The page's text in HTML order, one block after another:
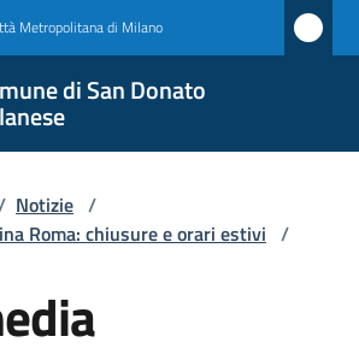
Metropolitana di Milano
di San Donato
Notizie /
Roma: chiusure e orari estivi /